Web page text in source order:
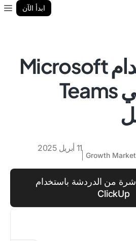
ابدأ الآن
كيفية استخدام Microsoft
Planner في Teams
Growth
11 أبريل 2025
من الدردشة باستخدام
ClickUp